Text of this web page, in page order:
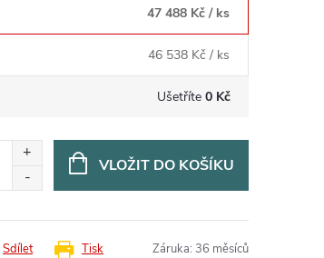
47 488 Kč / ks
46 538 Kč / ks
Ušetříte 0 Kč
VLOŽIT DO KOŠÍKU
Tisk
Sdílet Záruka: 36 měsíců